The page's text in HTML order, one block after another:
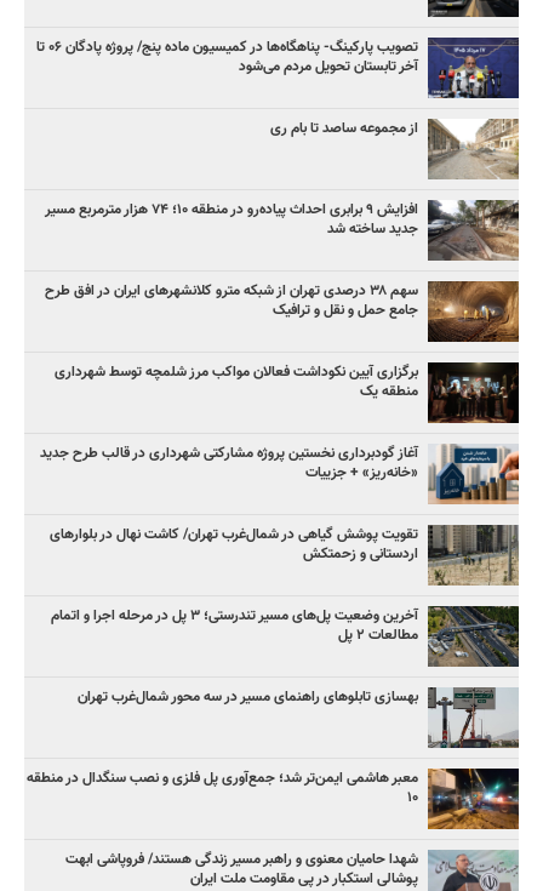
تصویب پارکینگ- پناهگاه‌ها در کمیسیون ماده پنج/ پروژه پادگان ۰۶ تا
آخر تابستان تحویل مردم می‌شود
از مجموعه ساصد تا بام ری
افزایش ۹ برابری احداث پیاده‌رو در منطقه ۱۰؛ ۷۴ هزار مترمربع مسیر
جدید ساخته شد
سهم ۳۸ درصدی تهران از شبکه مترو کلانشهرهای ایران در افق طرح
جامع حمل و نقل و ترافیک
برگزاری آیین نکوداشت فعالان مواکب مرز شلمچه توسط شهرداری
منطقه یک
آغاز گودبرداری نخستین پروژه مشارکتی شهرداری در قالب طرح جدید
«خانه‌ریز» + جزییات
تقویت پوشش گیاهی در شمال‌غرب تهران/ کاشت نهال در بلوارهای
اردستانی و زحمتکش
آخرین وضعیت پل‌های مسیر تندرستی؛ ۳ پل در مرحله اجرا و اتمام
مطالعات ۲ پل
بهسازی تابلوهای راهنمای مسیر در سه محور شمال‌غرب تهران
معبر هاشمی ایمن‌تر شد؛ جمع‌آوری پل فلزی و نصب سنگدال در منطقه
۱۰
شهدا حامیان معنوی و راهبر مسیر زندگی هستند/ فروپاشی ابهت
پوشالی استکبار در پی مقاومت ملت ایران